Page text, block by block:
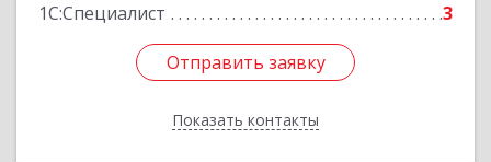
1С:Специалист
3
Отправить заявку
Показать контакты
Отправить заявку
Назад